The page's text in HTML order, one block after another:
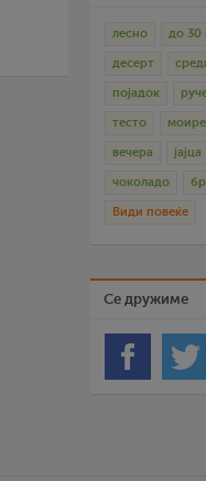
лесно до 30
десерт
појадок
тесто
вечера јајца
чоколадо
Види повеќе
Се дружиме